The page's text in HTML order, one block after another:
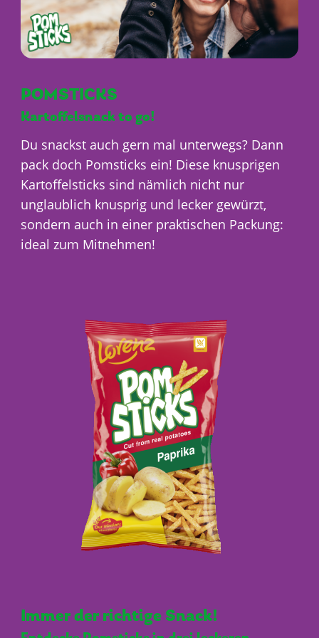
MIT UNS
ARBEITEN
POMSTICKS
Kartoffelsnack to go!
Du snackst auch gern mal unterwegs? Dann
pack doch Pomsticks ein! Diese knusprigen
Kartoffelsticks sind nämlich nicht nur
unglaublich knusprig und lecker gewürzt,
sondern auch in einer praktischen Packung:
ideal zum Mitnehmen!
Immer der richtige Snack!